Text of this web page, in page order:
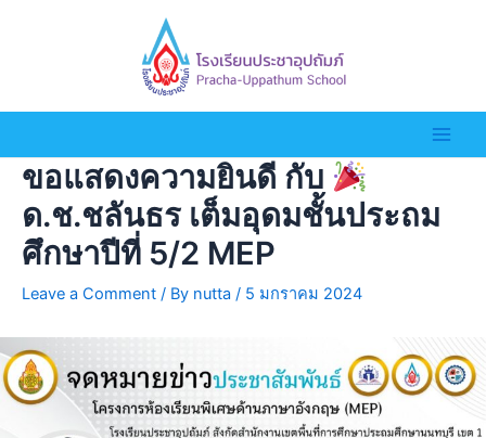
ขอแสดงความยินดี กับ
ด.ช.ชลันธร เต็มอุดมชั้นประถม
ศึกษาปีที่ 5/2 MEP
Leave a Comment / By nutta / 5 มกราคม 2024